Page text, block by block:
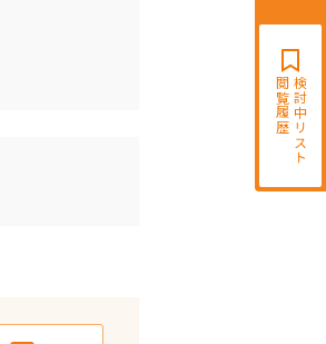
検討中リスト
閲覧履歴